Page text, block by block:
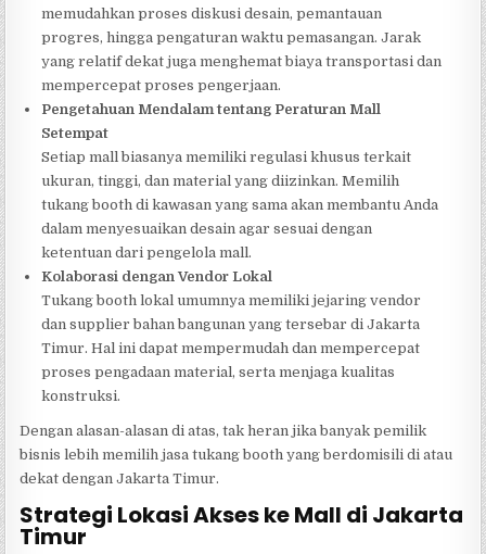
memudahkan proses diskusi desain, pemantauan
progres, hingga pengaturan waktu pemasangan. Jarak
yang relatif dekat juga menghemat biaya transportasi dan
mempercepat proses pengerjaan.
Pengetahuan Mendalam tentang Peraturan Mall
Setempat
Setiap mall biasanya memiliki regulasi khusus terkait
ukuran, tinggi, dan material yang diizinkan. Memilih
tukang booth di kawasan yang sama akan membantu Anda
dalam menyesuaikan desain agar sesuai dengan
ketentuan dari pengelola mall.
Kolaborasi dengan Vendor Lokal
Tukang booth lokal umumnya memiliki jejaring vendor
dan supplier bahan bangunan yang tersebar di Jakarta
Timur. Hal ini dapat mempermudah dan mempercepat
proses pengadaan material, serta menjaga kualitas
konstruksi.
Dengan alasan-alasan di atas, tak heran jika banyak pemilik
bisnis lebih memilih jasa tukang booth yang berdomisili di atau
dekat dengan Jakarta Timur.
Strategi Lokasi Akses ke Mall di Jakarta
Timur